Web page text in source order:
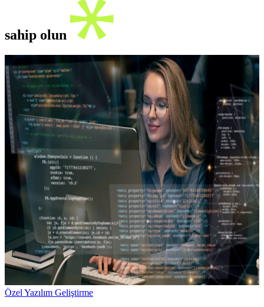
sahip olun
Özel Yazılım Geliştirme